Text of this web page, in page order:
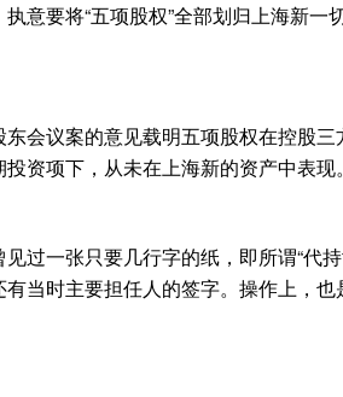
要将“五项股权”全部划归上海新一切
议案的意见载明五项股权在控股三
资项下，从未在上海新的资产中表现。
一张只要几行字的纸，即所谓“代持
当时主要担任人的签字。操作上，也